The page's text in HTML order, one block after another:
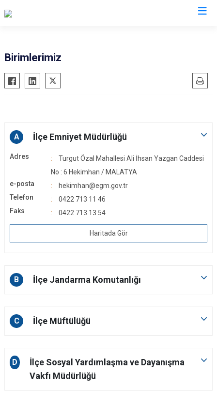
Akçadağ
Arapgir
Darende
Doğanşehir
Yazıhan
Birimlerimiz
A İlçe Emniyet Müdürlüğü
Adres
Turgut Özal Mahallesi Ali İhsan Yazgan Caddesi
No : 6 Hekimhan / MALATYA
e-posta
hekimhan@egm.gov.tr
Telefon
0422 713 11 46
Faks
0422 713 13 54
Haritada Gör
B İlçe Jandarma Komutanlığı
C İlçe Müftülüğü
D
İlçe Sosyal Yardımlaşma ve Dayanışma
Vakfı Müdürlüğü